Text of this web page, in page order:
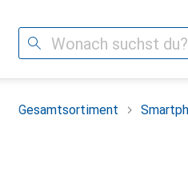
Suche
Gesamtsortiment